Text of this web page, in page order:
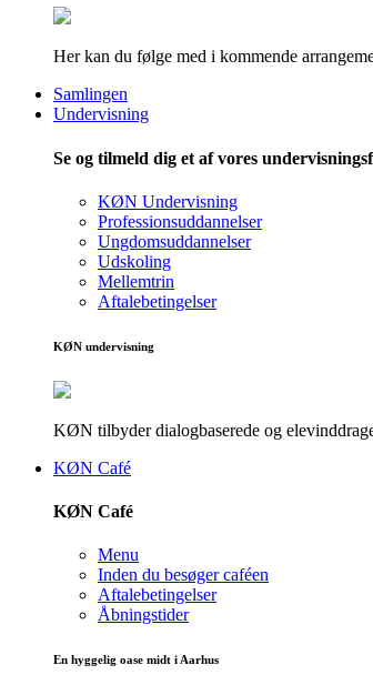
Her kan du følge med i kommende
Samlingen
Undervisning
Se og tilmeld dig et af vores
KØN Undervisning
Professionsuddannelser
Ungdomsuddannelser
Udskoling
Mellemtrin
Aftalebetingelser
KØN undervisning
KØN tilbyder dialogbaserede og
KØN Café
KØN Café
Menu
Inden du besøger caféen
Aftalebetingelser
Åbningstider
En hyggelig oase midt i Aarhus